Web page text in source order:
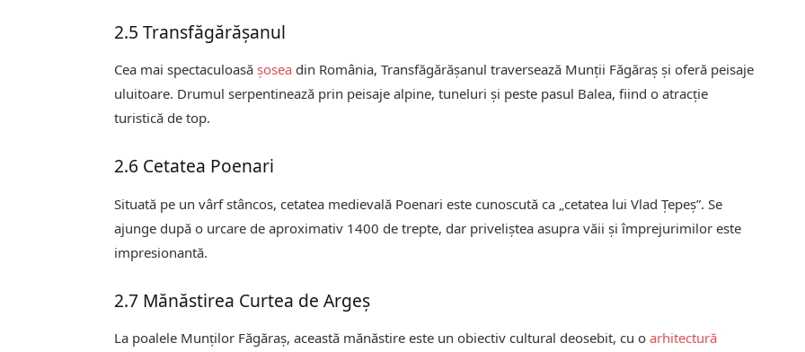
2.5 Transfăgărășanul
Cea mai spectaculoasășosea din România, Transfăgărășanul traversează Munții Făgăraș și oferă peisaje
uluitoare. Drumul serpentinează prin peisaje alpine, tuneluri și peste pasul Balea, fiind o atracție
turistică de top.
2.6 Cetatea Poenari
Situată pe un vârf stâncos, cetatea medievală Poenari este cunoscută ca „cetatea lui Vlad Țepeș”. Se
ajunge după o urcare de aproximativ 1400 de trepte, dar priveliștea asupra văii și împrejurimilor este
impresionantă.
2.7 Mănăstirea Curtea de Argeș
La poalele Munților Făgăraș, această mănăstire este un obiectiv cultural deosebit, cu oarhitectură